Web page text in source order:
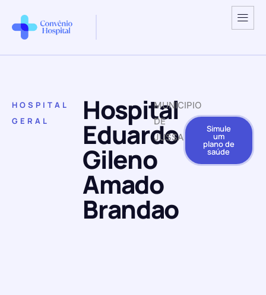
HOSPITAL
GERAL
Hospital
Eduardo
Gileno
Amado
Brandao
MUNICIPIO
DE
JUSSARI
Simule
um
plano de
saúde